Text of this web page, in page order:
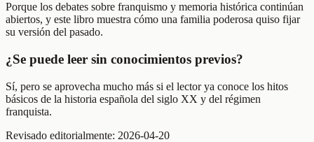
Porque los debates sobre franquismo y memoria histórica continúan
abiertos, y este libro muestra cómo una familia poderosa quiso fijar
su versión del pasado.
¿Se puede leer sin conocimientos previos?
Sí, pero se aprovecha mucho más si el lector ya conoce los hitos
básicos de la historia española del siglo XX y del régimen
franquista.
Revisado editorialmente: 2026-04-20